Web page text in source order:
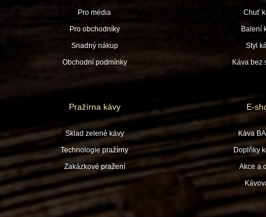
Pro média
Pro obchodníky
Snadný nákup
Obchodní podmínky
Chuť
Balení
Styl
Káva bez
Pražírna kávy
Sklad zelené kávy
Technologie pražírny
Zakázkové pražení
E-
Káva
Doplňky
Akce a